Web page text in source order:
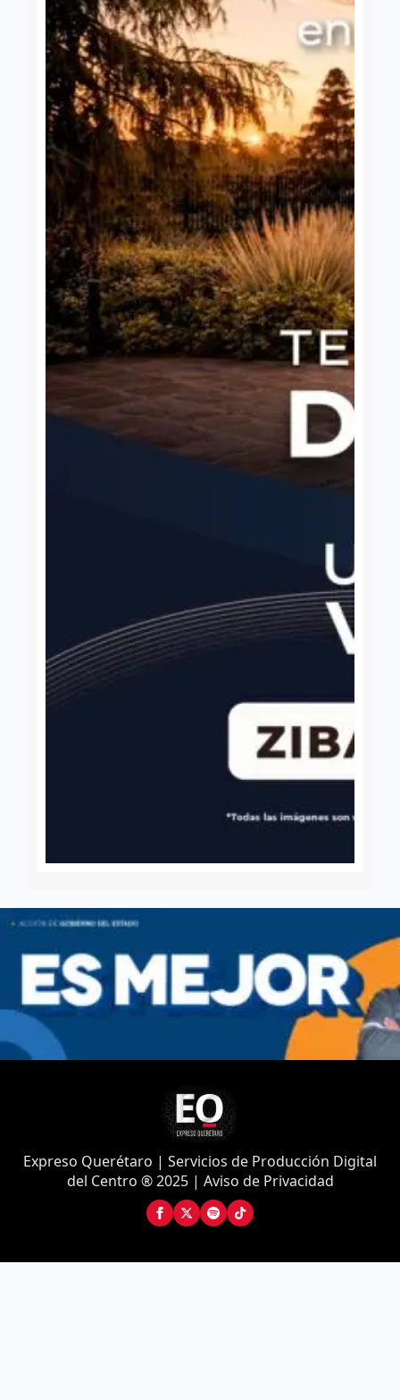
Expreso Querétaro | Servicios de Producción Digital
del Centro ® 2025 | Aviso de Privacidad